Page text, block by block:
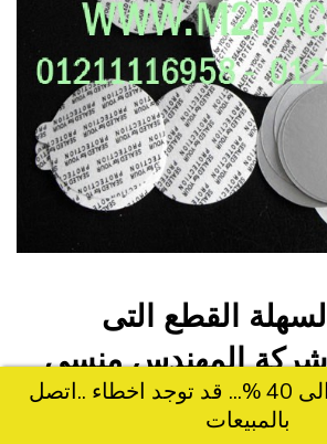
القطع التى
شركة المهندس منسي
و توريد جميع
خصومات تصل الى 40 %... قد توجد اخطاء ..اتصل
بالمبيعات